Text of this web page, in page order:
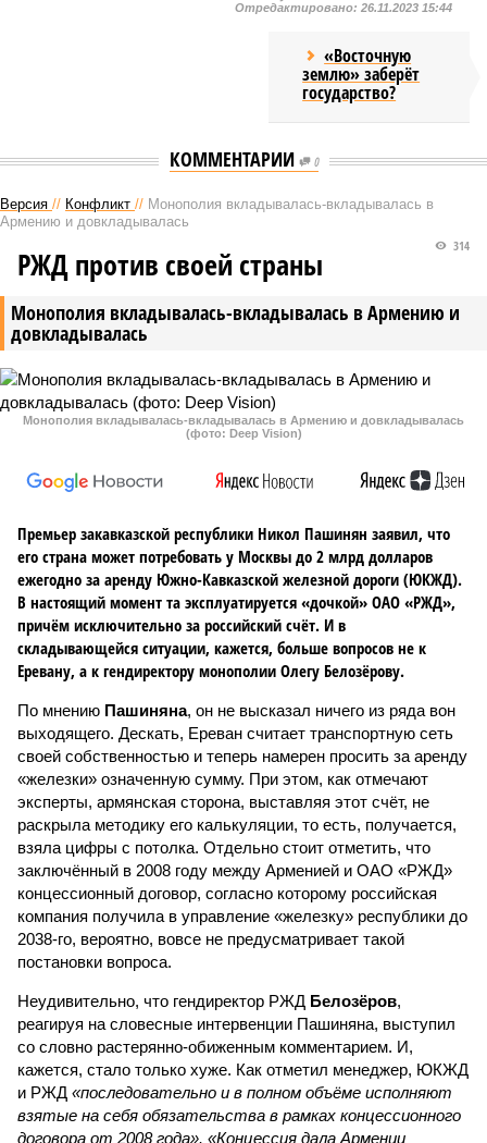
Отредактировано: 26.11.2023 15:44
«Восточную
землю» заберёт
государство?
КОММЕНТАРИИ 0
Версия // Конфликт // Монополия вкладывалась-вкладывалась в
Армению и довкладывалась
Монополия вкладывалась-вкладывалась в Армению и
довкладывалась
314
РЖД против своей страны
Монополия вкладывалась-вкладывалась в Армению и довкладывалась
(фото: Deep Vision)
Премьер закавказской республики Никол Пашинян заявил, что
его страна может потребовать у Москвы до 2 млрд долларов
ежегодно за аренду Южно-Кавказской железной дороги (ЮКЖД).
В настоящий момент та эксплуатируется «дочкой» ОАО «РЖД»,
причём исключительно за российский счёт. И в
складывающейся ситуации, кажется, больше вопросов не к
Еревану, а к гендиректору монополии Олегу Белозёрову.
По мнению Пашиняна, он не высказал ничего из ряда вон
выходящего. Дескать, Ереван считает транспортную сеть
своей собственностью и теперь намерен просить за аренду
«железки» означенную сумму. При этом, как отмечают
эксперты, армянская сторона, выставляя этот счёт, не
раскрыла методику его калькуляции, то есть, получается,
взяла цифры с потолка. Отдельно стоит отметить, что
заключённый в 2008 году между Арменией и ОАО «РЖД»
концессионный договор, согласно которому российская
компания получила в управление «железку» республики до
2038-го, вероятно, вовсе не предусматривает такой
постановки вопроса.
Неудивительно, что гендиректор РЖД Белозёров,
реагируя на словесные интервенции Пашиняна, выступил
со словно растерянно-обиженным комментарием. И,
кажется, стало только хуже. Как отметил менеджер, ЮКЖД
и РЖД «последовательно и в полном объёме исполняют
взятые на себя обязательства в рамках концессионного
договора от 2008 года». «Концессия дала Армении